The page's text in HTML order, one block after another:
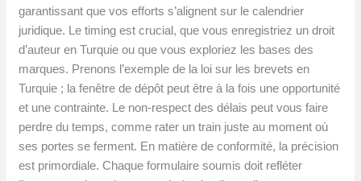
garantissant que vos efforts s’alignent sur le calendrier
juridique. Le timing est crucial, que vous enregistriez un droit
d’auteur en Turquie ou que vous exploriez les bases des
marques. Prenons l’exemple de la loi sur les brevets en
Turquie ; la fenêtre de dépôt peut être à la fois une opportunité
et une contrainte. Le non-respect des délais peut vous faire
perdre du temps, comme rater un train juste au moment où
ses portes se ferment. En matière de conformité, la précision
est primordiale. Chaque formulaire soumis doit refléter